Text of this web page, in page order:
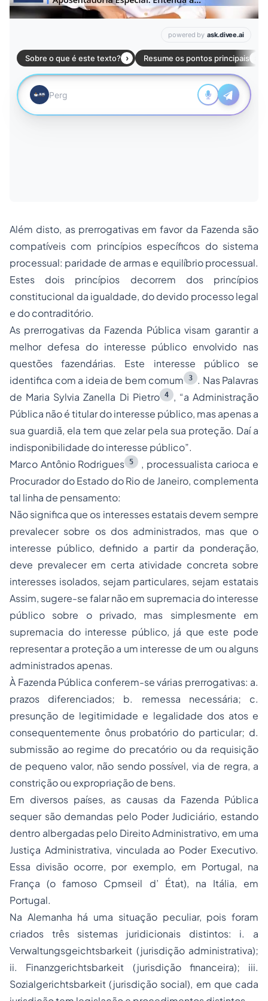
Além disto, as prerrogativas em favor da Fazenda são
compatíveis com princípios específicos do sistema
processual: paridade de armas e equilíbrio processual.
Estes dois princípios decorrem dos princípios
constitucional da igualdade, do devido processo legal
e do contraditório.
As prerrogativas da Fazenda Pública visam garantir a
melhor defesa do interesse público envolvido nas
questões fazendárias. Este interesse público se
identifica com a ideia de bem comum
3
. Nas Palavras
de Maria Sylvia Zanella Di Pietro 4 , “a Administração
Pública não é titular do interesse público, mas apenas a
sua guardiã, ela tem que zelar pela sua proteção. Daí a
indisponibilidade do interesse público”.
Marco Antônio Rodrigues 5
, processualista carioca e
Procurador do Estado do Rio de Janeiro, complementa
tal linha de pensamento:
Não significa que os interesses estatais devem sempre
prevalecer sobre os dos administrados, mas que o
interesse público, definido a partir da ponderação,
deve prevalecer em certa atividade concreta sobre
interesses isolados, sejam particulares, sejam estatais
Assim, sugere-se falar não em supremacia do interesse
público sobre o privado, mas simplesmente em
supremacia do interesse público, já que este pode
representar a proteção a um interesse de um ou alguns
administrados apenas.
À Fazenda Pública conferem-se várias prerrogativas: a.
prazos diferenciados; b. remessa necessária; c.
presunção de legitimidade e legalidade dos atos e
consequentemente ônus probatório do particular; d.
submissão ao regime do precatório ou da requisição
de pequeno valor, não sendo possível, via de regra, a
constrição ou expropriação de bens.
Em diversos países, as causas da Fazenda Pública
sequer são demandas pelo Poder Judiciário, estando
dentro albergadas pelo Direito Administrativo, em uma
Justiça Administrativa, vinculada ao Poder Executivo.
Essa divisão ocorre, por exemplo, em Portugal, na
França (o famoso Cpmseil d’ État), na Itália, em
Portugal.
Na Alemanha há uma situação peculiar, pois foram
criados três sistemas juridicionais distintos: i. a
Verwaltungsgeichtsbarkeit (jurisdição administrativa);
ii. Finanzgerichtsbarkeit (jurisdição financeira); iii.
Sozialgerichtsbarkeit (jurisdição social), em que cada